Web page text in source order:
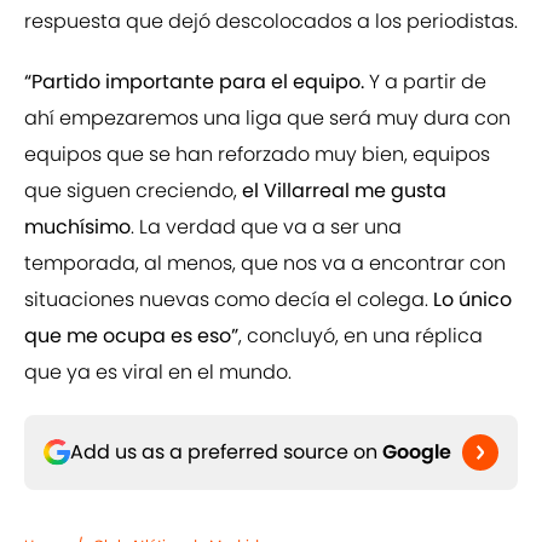
respuesta que dejó descolocados a los periodistas.
“Partido importante para el equipo.Y a partir de
ahí empezaremos una liga que será muy dura con
equipos que se han reforzado muy bien, equipos
que siguen creciendo,el Villarreal me gusta
muchísimo. La verdad que va a ser una
temporada, al menos, que nos va a encontrar con
situaciones nuevas como decía el colega. Lo único
que me ocupa es eso”, concluyó, en una réplica
que ya es viral en el mundo.
Add us as a preferred source on Google